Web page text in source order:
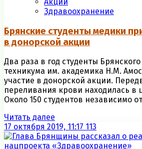
Здравоохранение
Брянские студенты медики
в донорской акции
Два раза в год студенты
техникума им. академика Н.М.
участие в донорской акции.
переливания крови находилась в
Около 150 студентов независимо
Читать далее
17 октября 2019, 11:17 113